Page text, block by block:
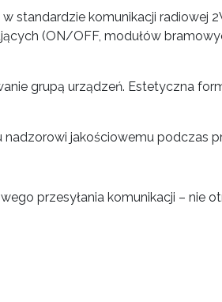
standardzie komunikacji radiowej
(ON/OFF, modułów
grupą urządzeń. Estetyczna
nadzorowi jakościowemu podczas
przesyłania komunikacji –